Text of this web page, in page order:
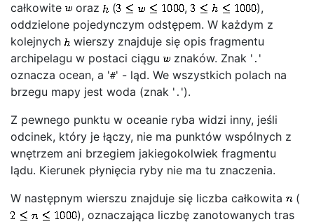
całkowite
oraz ( ,
),
oddzielone pojedynczym odstępem. W każdym z
kolejnych
wierszy znajduje się opis fragmentu
archipelagu w postaci ciągu
znaków. Znak ' . '
oznacza ocean, a '#' - ląd. We wszystkich polach na
brzegu mapy jest woda (znak ' . ').
Z pewnego punktu w oceanie ryba widzi inny, jeśli
odcinek, który je łączy, nie ma punktów wspólnych z
wnętrzem ani brzegiem jakiegokolwiek fragmentu
lądu. Kierunek płynięcia ryby nie ma tu znaczenia.
W następnym wierszu znajduje się liczba całkowita
(
), oznaczająca liczbę zanotowanych tras